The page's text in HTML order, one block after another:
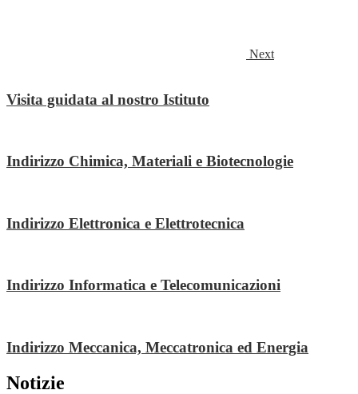
Next
Visita guidata al nostro Istituto
Indirizzo Chimica, Materiali e Biotecnologie
Indirizzo Elettronica e Elettrotecnica
Indirizzo Informatica e Telecomunicazioni
Indirizzo Meccanica, Meccatronica ed Energia
Notizie